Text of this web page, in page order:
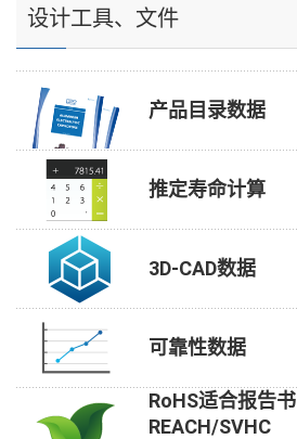
设计工具、文件
产品目录数据
推定寿命计算
3D-CAD数据
可靠性数据
RoHS适合报告书
REACH/SVHC